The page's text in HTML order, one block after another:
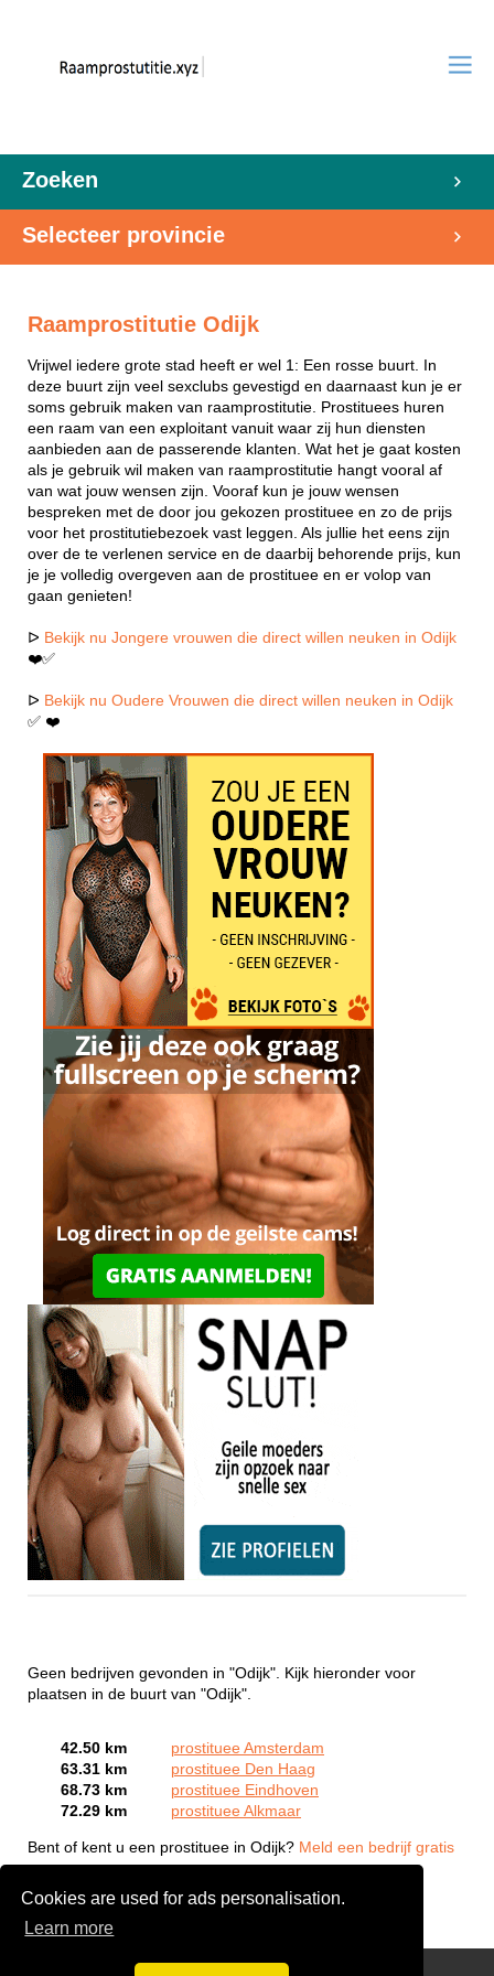
Cookies are used for ads personalisation.
Learn more
Zoeken
Selecteer provincie
Raamprostitutie Odijk
Vrijwel iedere grote stad heeft er wel 1: Een rosse buurt. In
deze buurt zijn veel sexclubs gevestigd en daarnaast kun je er
soms gebruik maken van raamprostitutie. Prostituees huren
een raam van een exploitant vanuit waar zij hun diensten
aanbieden aan de passerende klanten. Wat het je gaat kosten
als je gebruik wil maken van raamprostitutie hangt vooral af
van wat jouw wensen zijn. Vooraf kun je jouw wensen
bespreken met de door jou gekozen prostituee en zo de prijs
voor het prostitutiebezoek vast leggen. Als jullie het eens zijn
over de te verlenen service en de daarbij behorende prijs, kun
je je volledig overgeven aan de prostituee en er volop van
gaan genieten!
ᐅ Bekijk nu Jongere vrouwen die direct willen neuken in Odijk
❤️✅
ᐅ Bekijk nu Oudere Vrouwen die direct willen neuken in Odijk
✅ ❤️
Geen bedrijven gevonden in "Odijk". Kijk hieronder voor
plaatsen in de buurt van "Odijk".
42.50 km
prostituee Amsterdam
63.31 km
prostituee Den Haag
68.73 km
prostituee Eindhoven
72.29 km
prostituee Alkmaar
Bent of kent u een prostituee in Odijk? Meld een bedrijf gratis
aan